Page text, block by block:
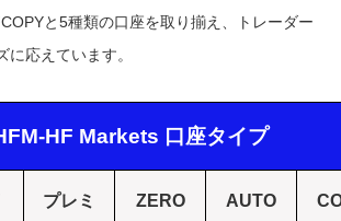
と5種類の口座を取り揃え、トレーダー
応えています。
HF Markets 口座タイプ
プレミ ZERO AUTO